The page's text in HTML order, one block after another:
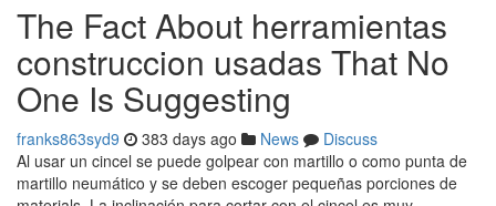
The Fact About herramientas
construccion usadas That No
One Is Suggesting
franks863syd9 383 days ago News
Discuss
Al usar un cincel se puede golpear con martillo o como punta de
martillo neumático y se deben escoger pequeñas porciones de